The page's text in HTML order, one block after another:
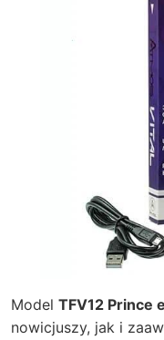
Model TFV12 Prince
nowicjuszy, jak i